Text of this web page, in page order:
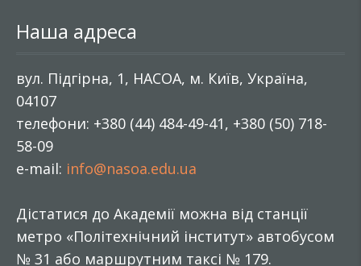
Наша адреса
вул. Підгірна, 1, НАСОА, м. Київ, Україна,
04107
телефони: +380 (44) 484-49-41, +380 (50) 718-
58-09
e-mail: info@nasoa.edu.ua
Дістатися до Академії можна від станції
метро «Політехнічний інститут» автобусом
№ 31 або маршрутним таксі № 179.